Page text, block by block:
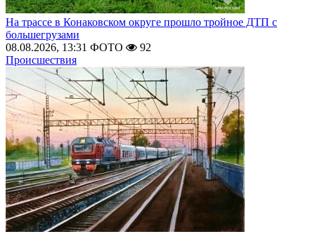
На трассе в Конаковском округе прошло тройное ДТП с
большегрузами
08.08.2026, 13:31 ФОТО
92
Происшествия